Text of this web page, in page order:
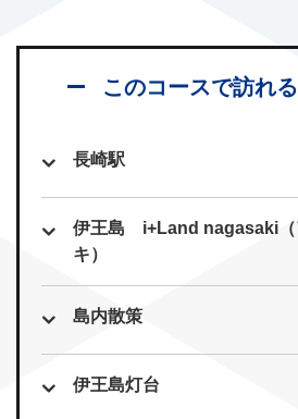
このコースで訪れ
長崎駅
伊王島 i+Land nagasaki（
キ）
島内散策
伊王島灯台